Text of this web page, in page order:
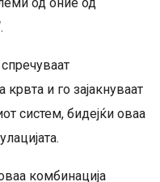
и го зајакнуваат
систем, бидејќи оваа
комбинација